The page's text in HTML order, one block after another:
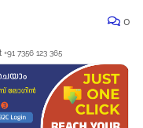
0
7356 123 365